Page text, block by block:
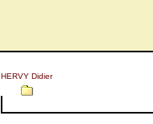
HERVY Didier